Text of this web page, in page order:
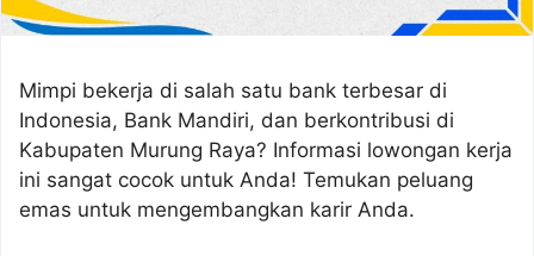
Mimpi bekerja di salah satu bank terbesar di
Indonesia, Bank Mandiri, dan berkontribusi di
Kabupaten Murung Raya? Informasi lowongan kerja
ini sangat cocok untuk Anda! Temukan peluang
emas untuk mengembangkan karir Anda.